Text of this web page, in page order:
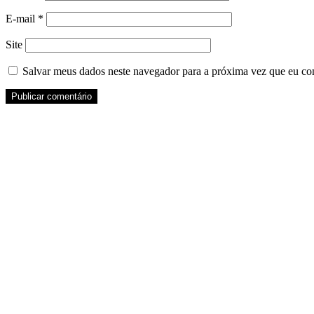
E-mail *
Site
Salvar meus dados neste navegador para a próxima vez que eu